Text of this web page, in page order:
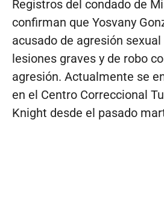
Registros del condado de
confirman que Yosvany
acusado de agresión
lesiones graves y de robo
agresión. Actualmente se
en el Centro Correccional
Knight desde el pasado